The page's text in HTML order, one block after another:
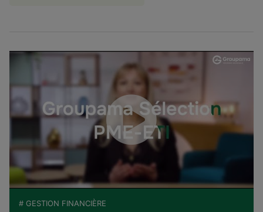
# GESTION FINANCIÈRE